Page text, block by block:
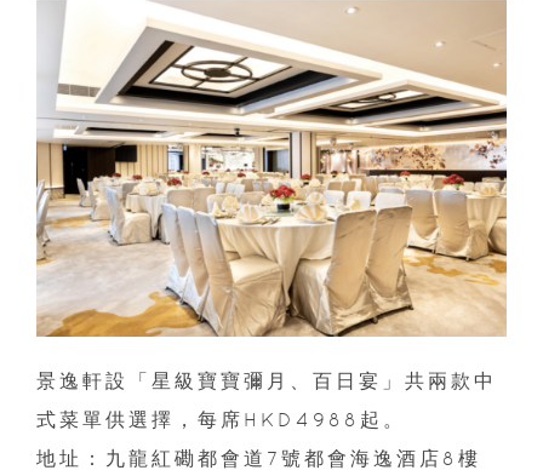
景逸軒設「星級寶寶彌月、百日宴」共兩款中
式菜單供選擇，每席HKD4988起。
地址：九龍紅磡都會道7號都會海逸酒店8樓